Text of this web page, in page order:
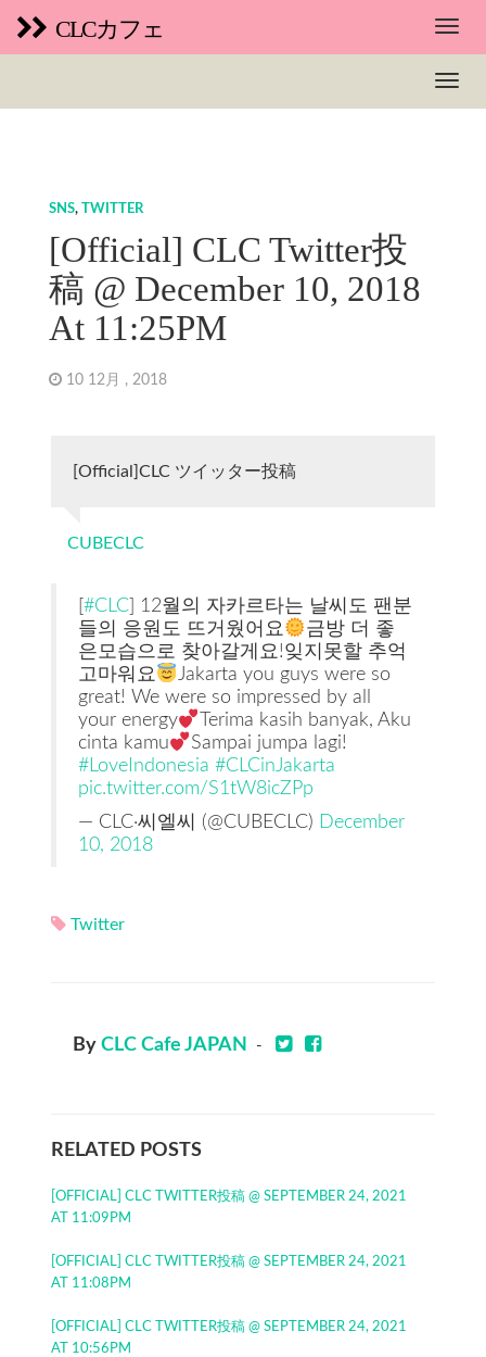
CLCカフェ
SNS, TWITTER
[Official] CLC Twitter投
稿 @ December 10, 2018
At 11:25PM
10 12月 , 2018
[Official]CLC ツイッター投稿
CUBECLC
#CLC] 12월의 자카르타는 날씨도 팬분
들의 응원도 뜨거웠어요
금방 더 좋
은모습으로 찾아갈게요!잊지못할 추억
고마워요
Jakarta you guys were so
great! We were so impressed by all
your energy
Terima kasih banyak, Aku
cinta kamu
Sampai jumpa lagi!
#LoveIndonesia #CLCinJakarta
pic.twitter.com/S1tW8icZPp
— CLC·씨엘씨 (@CUBECLC)
December
10, 2018
Twitter
By CLC Cafe JAPAN -
RELATED POSTS
[OFFICIAL] CLC TWITTER投稿 @ SEPTEMBER 24, 2021
AT 11:09PM
[OFFICIAL] CLC TWITTER投稿 @ SEPTEMBER 24, 2021
AT 11:08PM
[OFFICIAL] CLC TWITTER投稿 @ SEPTEMBER 24, 2021
AT 10:56PM